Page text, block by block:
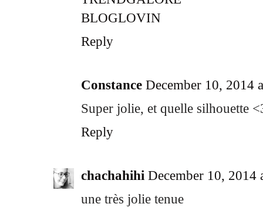
BLOGLOVIN
Reply
Constance December 10, 2014
Super jolie, et quelle silhouette
Reply
chachahihi December 10, 2014
une très jolie tenue